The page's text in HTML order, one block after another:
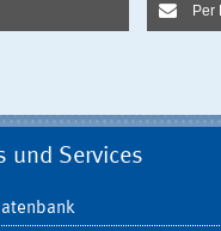
Per
und Services